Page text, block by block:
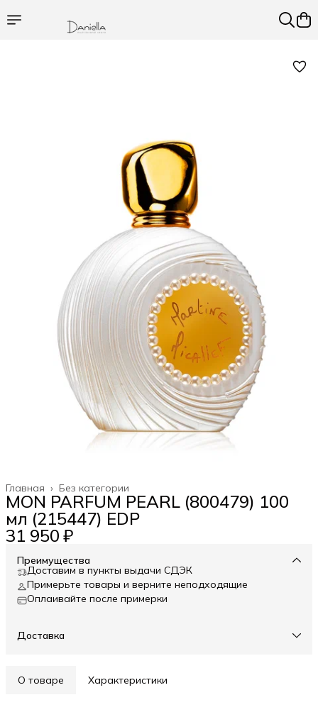
Без категории
Главная ›
MON PARFUM PEARL (800479) 100
мл (215447) EDP
31 950 ₽
Преимущества
Доставим в пункты выдачи СДЭК
Примерьте товары и верните неподходящие
Оплаивайте после примерки
Доставка
О товаре Характеристики